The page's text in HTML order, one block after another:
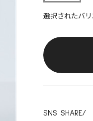
選択されたバリ
SNS SHARE/